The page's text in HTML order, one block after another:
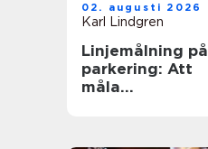
02. augusti 2026
Karl Lindgren
Linjemålning på
parkering: Att
måla